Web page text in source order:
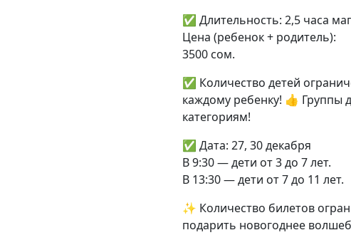
✅ Длительность: 2,5 часа
Цена (ребенок + родитель):
3500 сом.
✅ Количество детей
каждому ребенку! 👍 Группы
категориям!
✅ Дата: 27, 30 декабря
В 9:30 — дети от 3 до 7 лет.
В 13:30 — дети от 7 до 11 лет.
✨ Количество билетов
подарить новогоднее